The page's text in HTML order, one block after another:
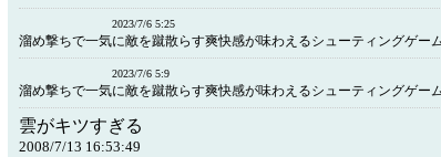
2023/7/6 5:25
溜め撃ちで一気に敵を蹴散らす爽快感が味わえるシューティングゲー
2023/7/6 5:9
溜め撃ちで一気に敵を蹴散らす爽快感が味わえるシューティングゲー
雲がキツすぎる
2008/7/13 16:53:49